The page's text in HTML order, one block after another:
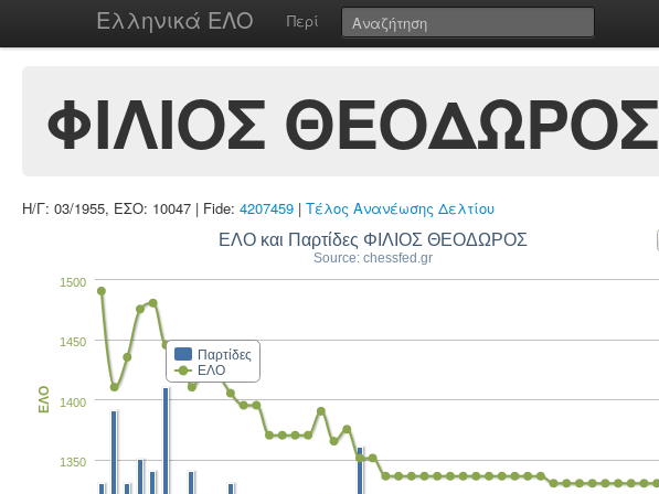
Ελληνικά ΕΛΟ Περί
ΦΙΛΙΟΣ ΘΕΟΔΩΡΟΣ
Η/Γ: 03/1955, ΕΣΟ: 10047 | Fide: 4207459 | Τέλος Ανανέωσης Δελτίου
ΕΛΟ και Παρτίδες ΦΙΛΙΟΣ ΘΕΟΔΩΡΟΣ
Source: chessfed.gr
Παρτίδες
ΕΛΟ
1350
1400
1450
1500
ΕΛΟ